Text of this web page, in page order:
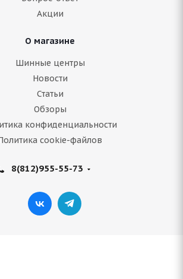
4x98 ET35 D58.6 MB*
Акции
О магазине
Шинные центры
Новости
Статьи
Обзоры
конфиденциальности
cookie-файлов
8(812)955-55-73